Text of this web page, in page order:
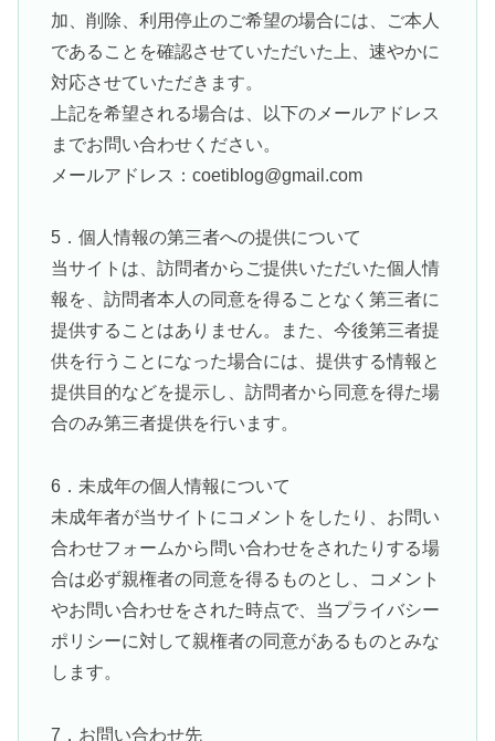
加、削除、利用停止のご希望の場合には、ご本人
であることを確認させていただいた上、速やかに
対応させていただきます。
上記を希望される場合は、以下のメールアドレス
までお問い合わせください。
メールアドレス：coetiblog@gmail.com
5．個人情報の第三者への提供について
当サイトは、訪問者からご提供いただいた個人情
報を、訪問者本人の同意を得ることなく第三者に
提供することはありません。また、今後第三者提
供を行うことになった場合には、提供する情報と
提供目的などを提示し、訪問者から同意を得た場
合のみ第三者提供を行います。
6．未成年の個人情報について
未成年者が当サイトにコメントをしたり、お問い
合わせフォームから問い合わせをされたりする場
合は必ず親権者の同意を得るものとし、コメント
やお問い合わせをされた時点で、当プライバシー
ポリシーに対して親権者の同意があるものとみな
します。
7．お問い合わせ先